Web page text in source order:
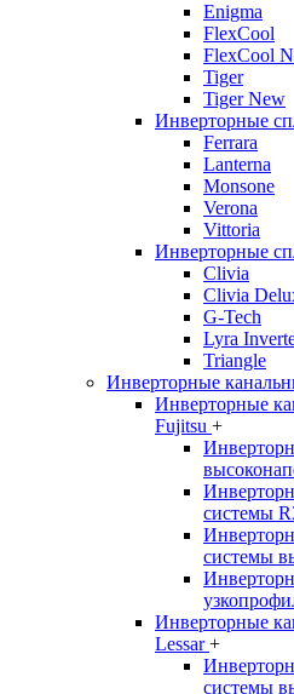
Enigma
FlexCool
FlexCool
Tiger
Tiger New
Инверторные
Ferrara
Lanterna
Monsone
Verona
Vittoria
Инверторные
Clivia
Clivia
G-Tech
Lyra
Triangle
Инверторные
Инверторные
Fujitsu +
системы
системы
Инверторные
Lessar+
системы